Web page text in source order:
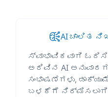
AI ಚಾಲಿತ
ಸ್ವಾಭಾವಿಕವಾಗಿ
ಅರಿವಿನ AI
ಸಂಭಾಷಣೆಗಳು,
ಬಳಕೆಗೆ